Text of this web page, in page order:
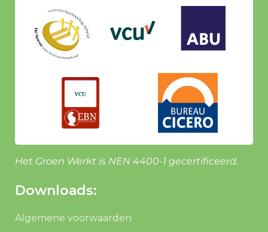
Het Groen Werkt is NEN 4400-1 gecertificeerd.
Downloads:
Algemene voorwaarden